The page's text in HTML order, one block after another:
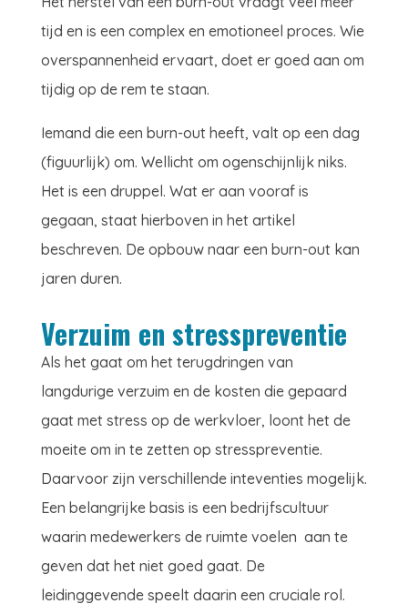
tijd en is een complex en emotioneel proces. Wie
overspannenheid ervaart, doet er goed aan om
tijdig op de rem te staan.
Iemand die een burn-out heeft, valt op een dag
(figuurlijk) om. Wellicht om ogenschijnlijk niks.
Het is een druppel. Wat er aan vooraf is
gegaan, staat hierboven in het artikel
beschreven. De opbouw naar een burn-out kan
jaren duren.
Verzuim en stresspreventie
Als het gaat om het terugdringen van
langdurige verzuim en de kosten die gepaard
gaat met stress op de werkvloer, loont het de
moeite om in te zetten op stresspreventie.
Daarvoor zijn verschillende inteventies mogelijk.
Een belangrijke basis is een bedrijfscultuur
waarin medewerkers de ruimte voelen aan te
geven dat het niet goed gaat. De
leidinggevende speelt daarin een cruciale rol.